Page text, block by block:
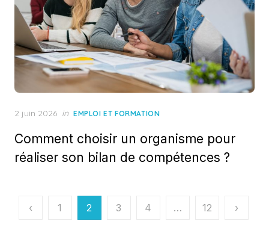
Posted
2 juin 2026 in EMPLOI ET FORMATION
Comment choisir un organisme pour
réaliser son bilan de compétences ?
Pagination
‹ 1 2 3 4 … 12 ›